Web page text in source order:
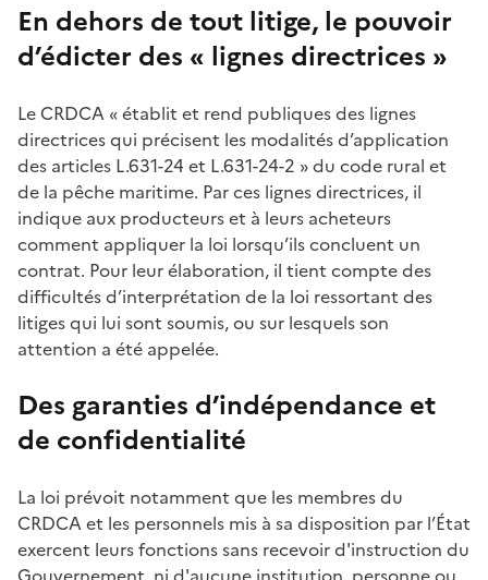
En dehors de tout litige, le pouvoir
d’édicter des « lignes directrices »
Le CRDCA « établit et rend publiques des lignes
directrices qui précisent les modalités d’application
des articles L.631-24 et L.631-24-2 » du code rural et
de la pêche maritime. Par ces lignes directrices, il
indique aux producteurs et à leurs acheteurs
comment appliquer la loi lorsqu’ils concluent un
contrat. Pour leur élaboration, il tient compte des
difficultés d’interprétation de la loi ressortant des
litiges qui lui sont soumis, ou sur lesquels son
attention a été appelée.
Des garanties d’indépendance et
de confidentialité
La loi prévoit notamment que les membres du
CRDCA et les personnels mis à sa disposition par l’État
exercent leurs fonctions sans recevoir d'instruction du